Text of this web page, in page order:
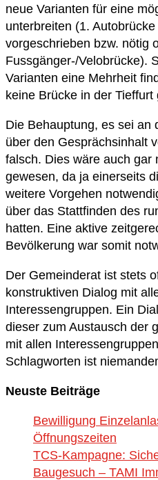
neue Varianten für eine
unterbreiten (1.
vorgeschrieben bzw. nötig
Fussgänger-/Velobrücke).
Varianten eine Mehrheit
keine Brücke in der Tieffurt
Die Behauptung, es sei an
über den Gesprächsinhalt
falsch. Dies wäre auch gar
gewesen, da ja einerseits
weitere Vorgehen
über das Stattfinden des
hatten. Eine aktive
Bevölkerung war somit
Der Gemeinderat ist stets
konstruktiven Dialog mit
Interessengruppen. Ein
dieser zum Austausch der
mit allen
Schlagworten ist
Neuste Beiträge
Bewilligung
Öffnungszeiten
TCS-Kampagne:
Baugesuch – TAMI